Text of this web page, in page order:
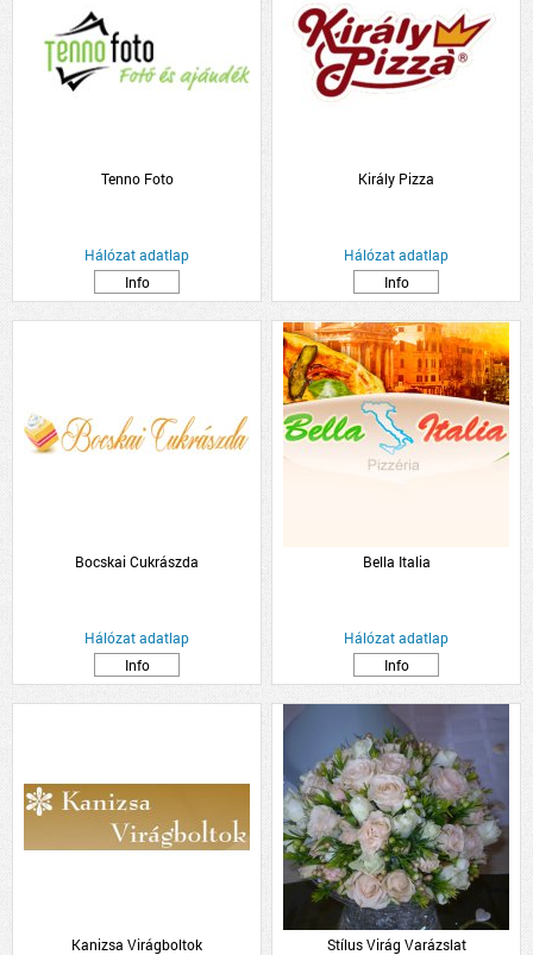
Tenno Foto
Hálózat adatlap
Info
Király Pizza
Hálózat adatlap
Info
Bocskai Cukrászda
Hálózat adatlap
Info
Bella Italia
Hálózat adatlap
Info
Kanizsa Virágboltok Stílus Virág Varázslat